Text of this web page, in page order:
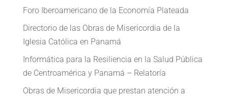
Foro Iberoamericano de la Economía Plateada
Directorio de las Obras de Misericordia de la
Iglesia Católica en Panamá
Informática para la Resiliencia en la Salud Pública
de Centroamérica y Panamá – Relatoría
Obras de Misericordia que prestan atención a